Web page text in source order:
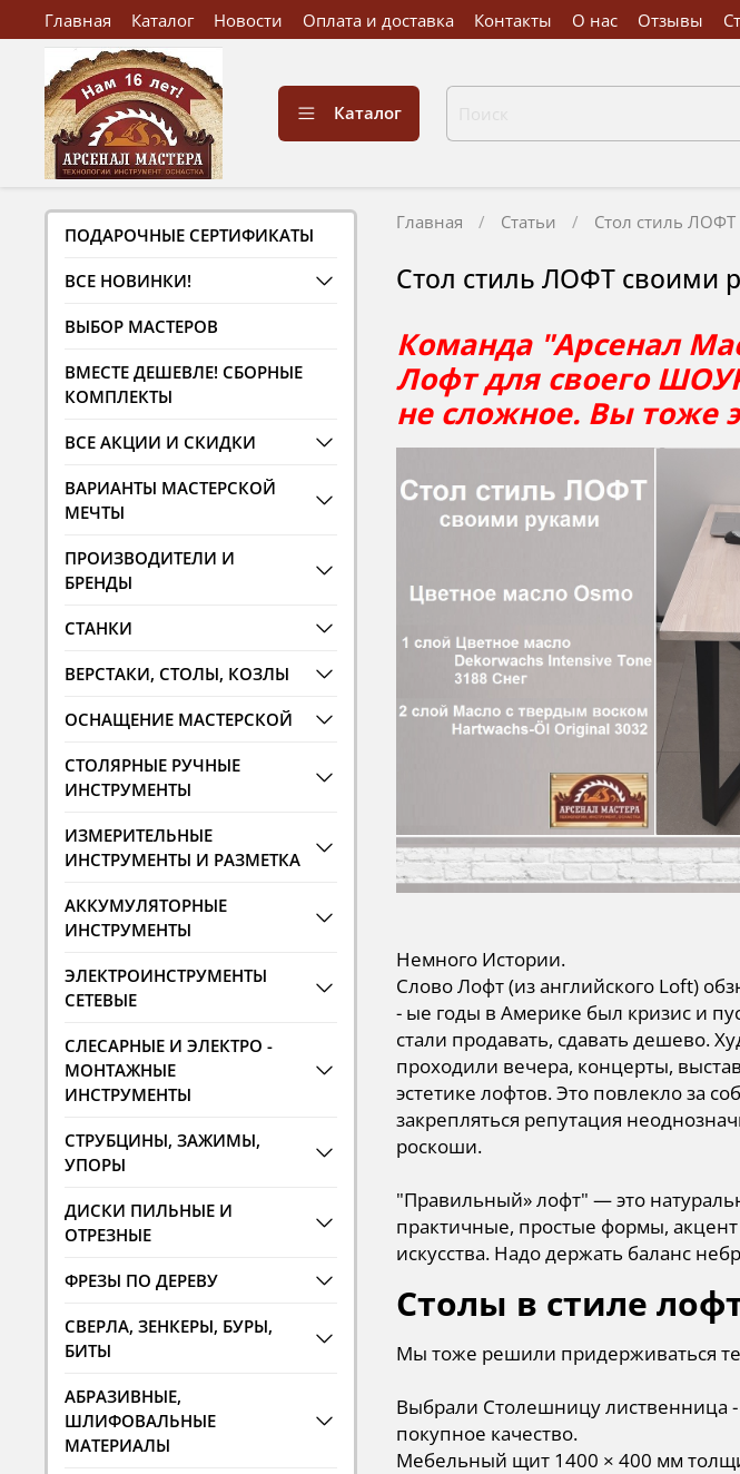
Главная Каталог Новости Оплата и доставка Контакты О нас Отзывы
Каталог
Главная Статьи Стол стиль
Стол стиль ЛОФТ своими
Команда "Арсенал
Лофт для своего
не сложное. Вы тоже
Немного Истории.
Слово Лофт (из английского Loft)
- ые годы в Америке был кризис и
стали продавать, сдавать дешево.
проходили вечера, концерты,
эстетике лофтов. Это повлекло за
закрепляться репутация
роскоши.
"Правильный» лофт" — это
практичные, простые формы,
искусства. Надо держать баланс
Столы в стиле
Мы тоже решили придерживаться
Выбрали Столешницу лиственница
покупное качество.
Мебельный щит 1400 × 400 мм
ПОДАРОЧНЫЕ СЕРТИФИКАТЫ
ВСЕ НОВИНКИ!
ВЫБОР МАСТЕРОВ
ВМЕСТЕ ДЕШЕВЛЕ! СБОРНЫЕ
КОМПЛЕКТЫ
ВСЕ АКЦИИ И СКИДКИ
ВАРИАНТЫ МАСТЕРСКОЙ
МЕЧТЫ
ПРОИЗВОДИТЕЛИ И
БРЕНДЫ
СТАНКИ
ВЕРСТАКИ, СТОЛЫ, КОЗЛЫ
ОСНАЩЕНИЕ МАСТЕРСКОЙ
СТОЛЯРНЫЕ РУЧНЫЕ
ИНСТРУМЕНТЫ
ИЗМЕРИТЕЛЬНЫЕ
ИНСТРУМЕНТЫ И РАЗМЕТКА
АККУМУЛЯТОРНЫЕ
ИНСТРУМЕНТЫ
ЭЛЕКТРОИНСТРУМЕНТЫ
СЕТЕВЫЕ
СЛЕСАРНЫЕ И ЭЛЕКТРО -
МОНТАЖНЫЕ
ИНСТРУМЕНТЫ
СТРУБЦИНЫ, ЗАЖИМЫ,
УПОРЫ
ДИСКИ ПИЛЬНЫЕ И
ОТРЕЗНЫЕ
ФРЕЗЫ ПО ДЕРЕВУ
СВЕРЛА, ЗЕНКЕРЫ, БУРЫ,
БИТЫ
АБРАЗИВНЫЕ,
ШЛИФОВАЛЬНЫЕ
МАТЕРИАЛЫ